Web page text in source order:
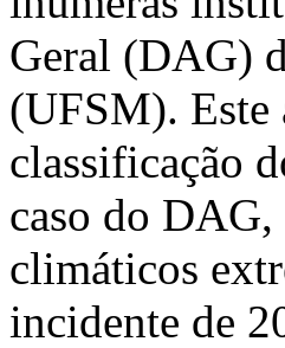
Geral (DAG)
(UFSM). Este
classificação
caso do DAG,
climáticos
incidente de